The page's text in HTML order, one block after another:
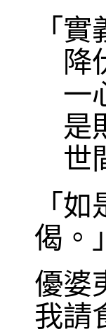
「
降
一
是
世
「
偈。」
優婆
我請